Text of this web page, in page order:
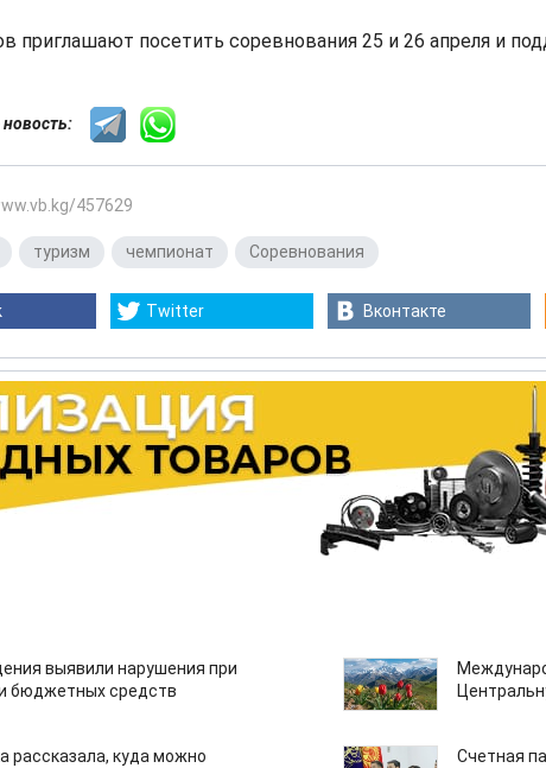
приглашают посетить соревнования 25 и 26 апреля и
новость:
457629
туризм чемпионат Соревнования
Twitter Вконтакте
выявили нарушения при
бюджетных средств
рассказала, куда можно
Счетная